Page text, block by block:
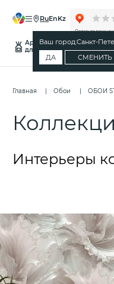
Ваш город:Санкт-
ДА
СМЕНИТЬ
ru en kz
Ароматы
для дома
Главная Обои ОБОИ
Интерьеры